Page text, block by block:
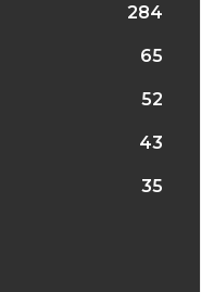
284
65
52
43
35